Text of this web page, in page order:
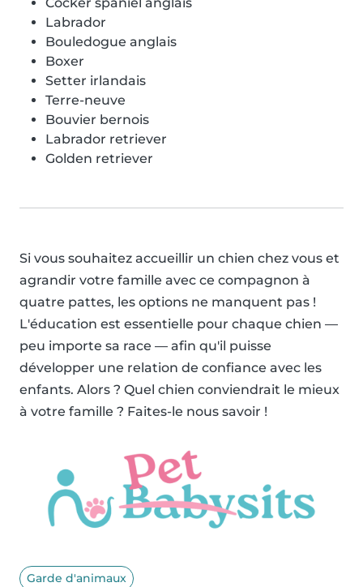
Labrador
Bouledogue anglais
Boxer
Setter irlandais
Terre-neuve
Bouvier bernois
Labrador retriever
Golden retriever
Si vous souhaitez accueillir un chien chez vous et
agrandir votre famille avec ce compagnon à
quatre pattes, les options ne manquent pas !
L'éducation est essentielle pour chaque chien —
peu importe sa race — afin qu'il puisse
développer une relation de confiance avec les
enfants. Alors ? Quel chien conviendrait le mieux
à votre famille ? Faites-le nous savoir !
Garde d'animaux